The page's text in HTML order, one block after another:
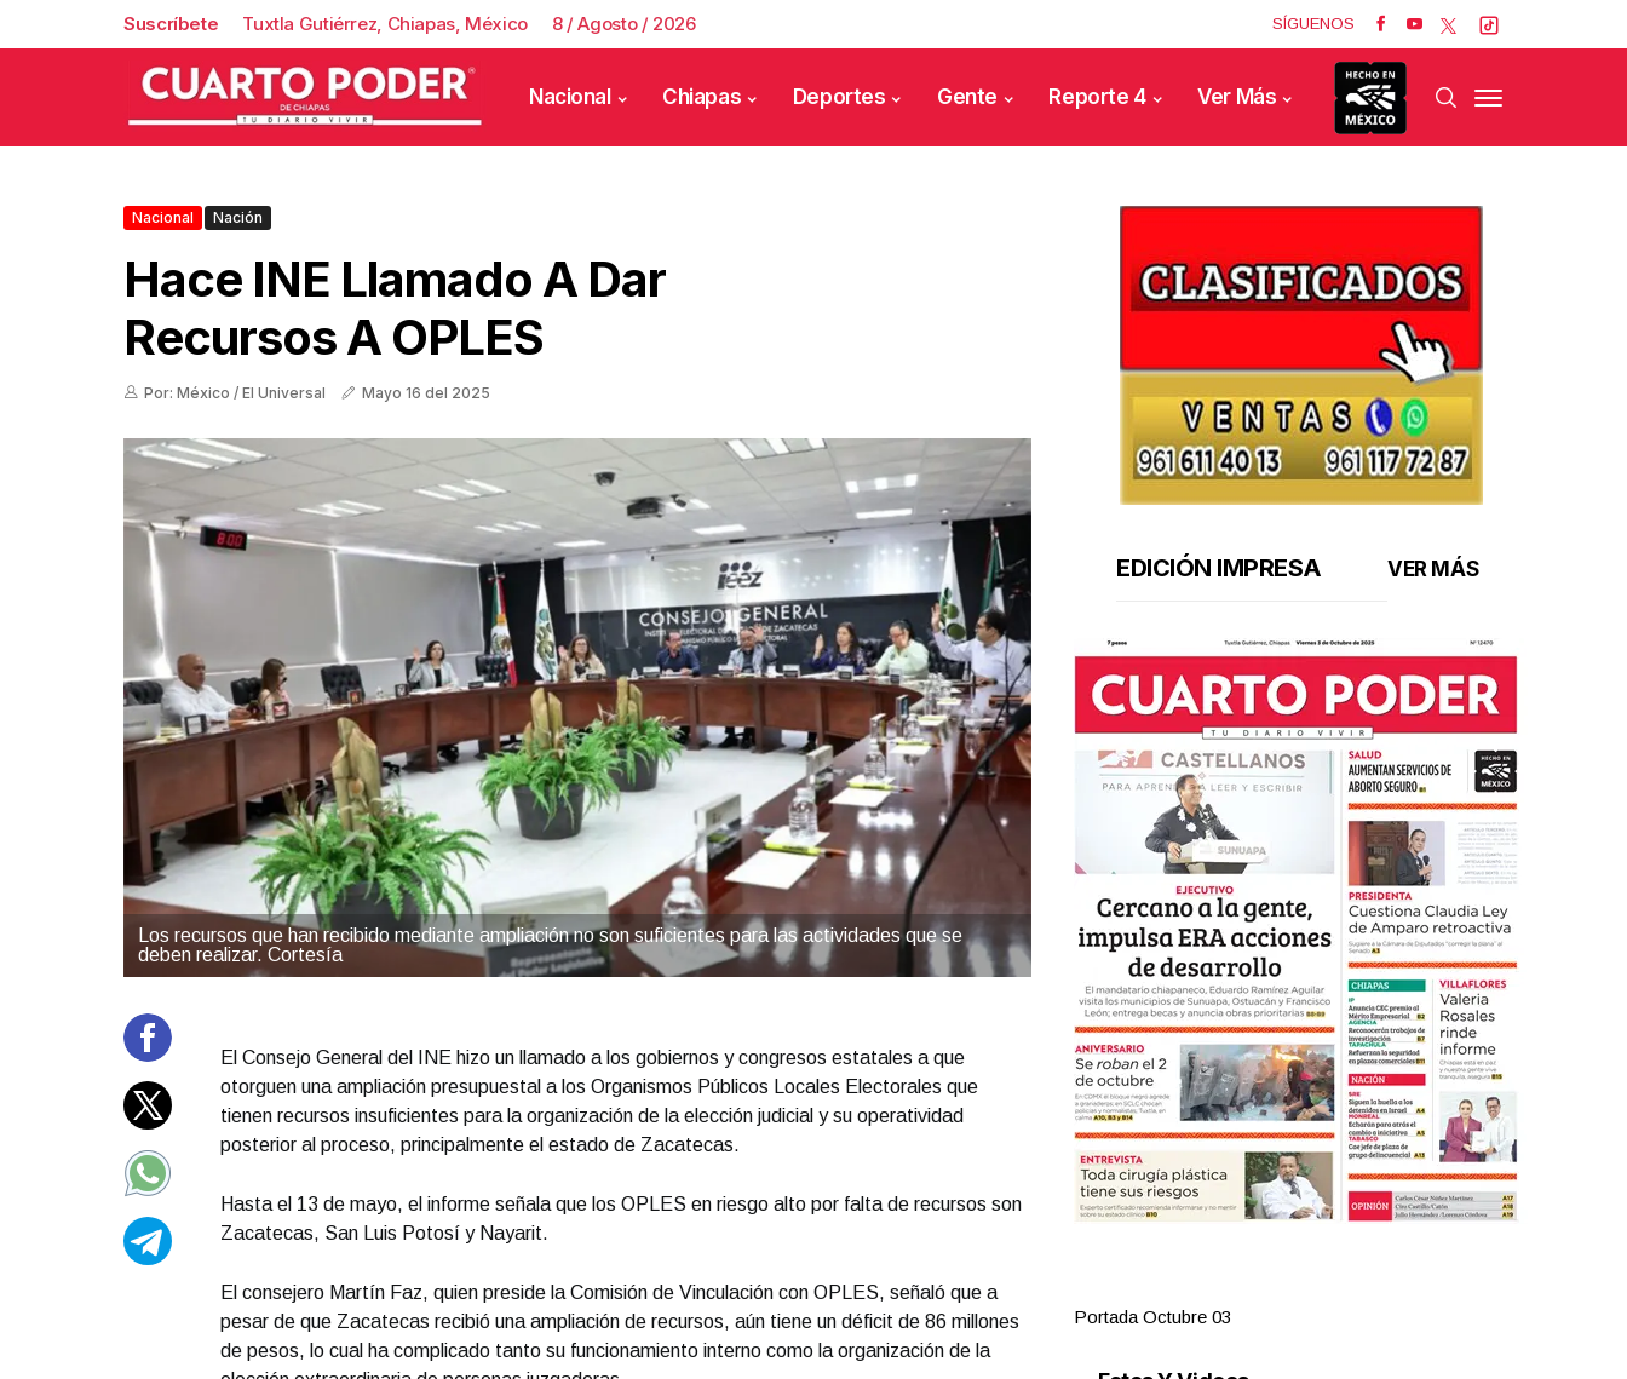
Suscríbete Tuxtla Gutiérrez, Chiapas, México 8 / Agosto / 2026 SÍGUENOS
Nacional Chiapas Deportes Gente Reporte 4 Ver Más
Nacional Nación
Hace INE Llamado A Dar
Recursos A OPLES
Por: México / El Universal Mayo 16 del 2025
Los recursos que han recibido mediante ampliación no son suficientes para las actividades que se
deben realizar. Cortesía
El Consejo General del INE hizo un llamado a los gobiernos y congresos estatales a que
otorguen una ampliación presupuestal a los Organismos Públicos Locales Electorales que
tienen recursos insuficientes para la organización de la elección judicial y su operatividad
posterior al proceso, principalmente el estado de Zacatecas.
Hasta el 13 de mayo, el informe señala que los OPLES en riesgo alto por falta de recursos son
Zacatecas, San Luis Potosí y Nayarit.
El consejero Martín Faz, quien preside la Comisión de Vinculación con OPLES, señaló que a
pesar de que Zacatecas recibió una ampliación de recursos, aún tiene un déficit de 86 millones
de pesos, lo cual ha complicado tanto su funcionamiento interno como la organización de la
EDICIÓN IMPRESA VER MÁS
Portada Septiembre 30 Portada Octubre 03